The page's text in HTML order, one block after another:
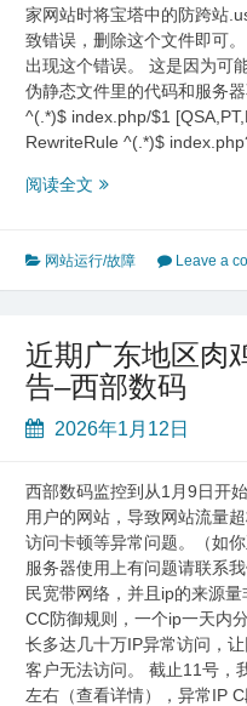
工
作
的？
家网站时将宝塔中的防跨站
致错误，删除这个文件即可
出现这个错误。 这是因为可
伪静态文件里的代码和服务
^(.*)$ index.php/$1
RewriteRule ^(.*)$
阅读全文 访
站
input
file
错
网站运行/故障 Leave a
近期广东地区肉
告–西部数码
2026年1月12日
西部数码监控到从1月9日开
用户的网站，导致网站流量
访问卡顿等异常问题。（如
服务器使用上有问题请联系
民宽带网络，并且ip的来源
CC防御规则，一个ip一天内
长多达几十万IP异常访问，
客户无法访问。 截止11号，
左右（查看详情），异常IP